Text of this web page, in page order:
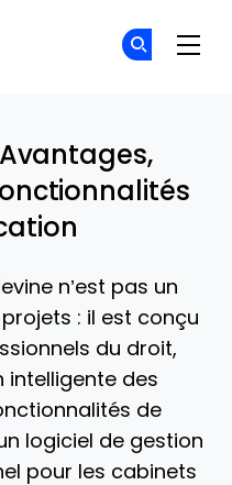
n’est pas un
: il est conçu
du droit,
intelligente des
de
logiciel de gestion
pour les cabinets